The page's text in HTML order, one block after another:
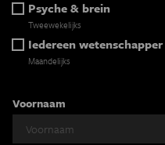
Psyche & brein
Tweewekelijks
Iedereen wetenschapper
Maandelijks
Voornaam